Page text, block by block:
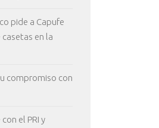
pide a Capufe
en la
compromiso con
el PRI y